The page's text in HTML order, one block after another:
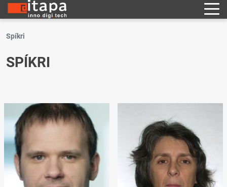
Spíkri
SPÍKRI